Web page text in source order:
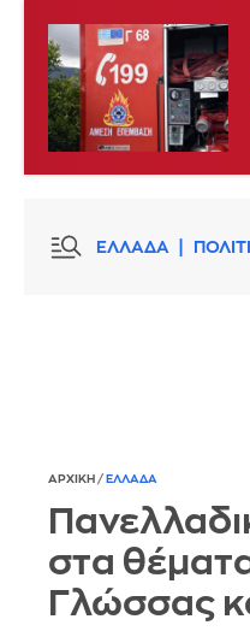
ΕΛΛΑΔΑ
ΑΡΧΙΚΗ / ΕΛΛΑΔΑ
στα
Γλώσσας